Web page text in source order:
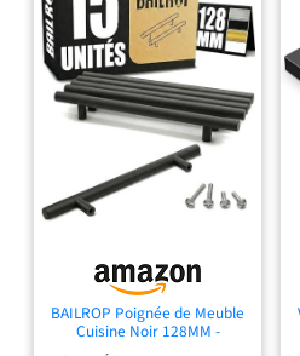
BAILROP Poignée de Meuble
Cuisine Noir 128MM -
Poignée Noir Meuble en